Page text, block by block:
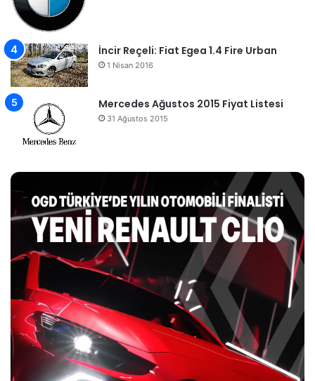
İncir Reçeli: Fiat Egea 1.4 Fire Urban
1 Nisan 2016
Mercedes Ağustos 2015 Fiyat Listesi
31 Ağustos 2015